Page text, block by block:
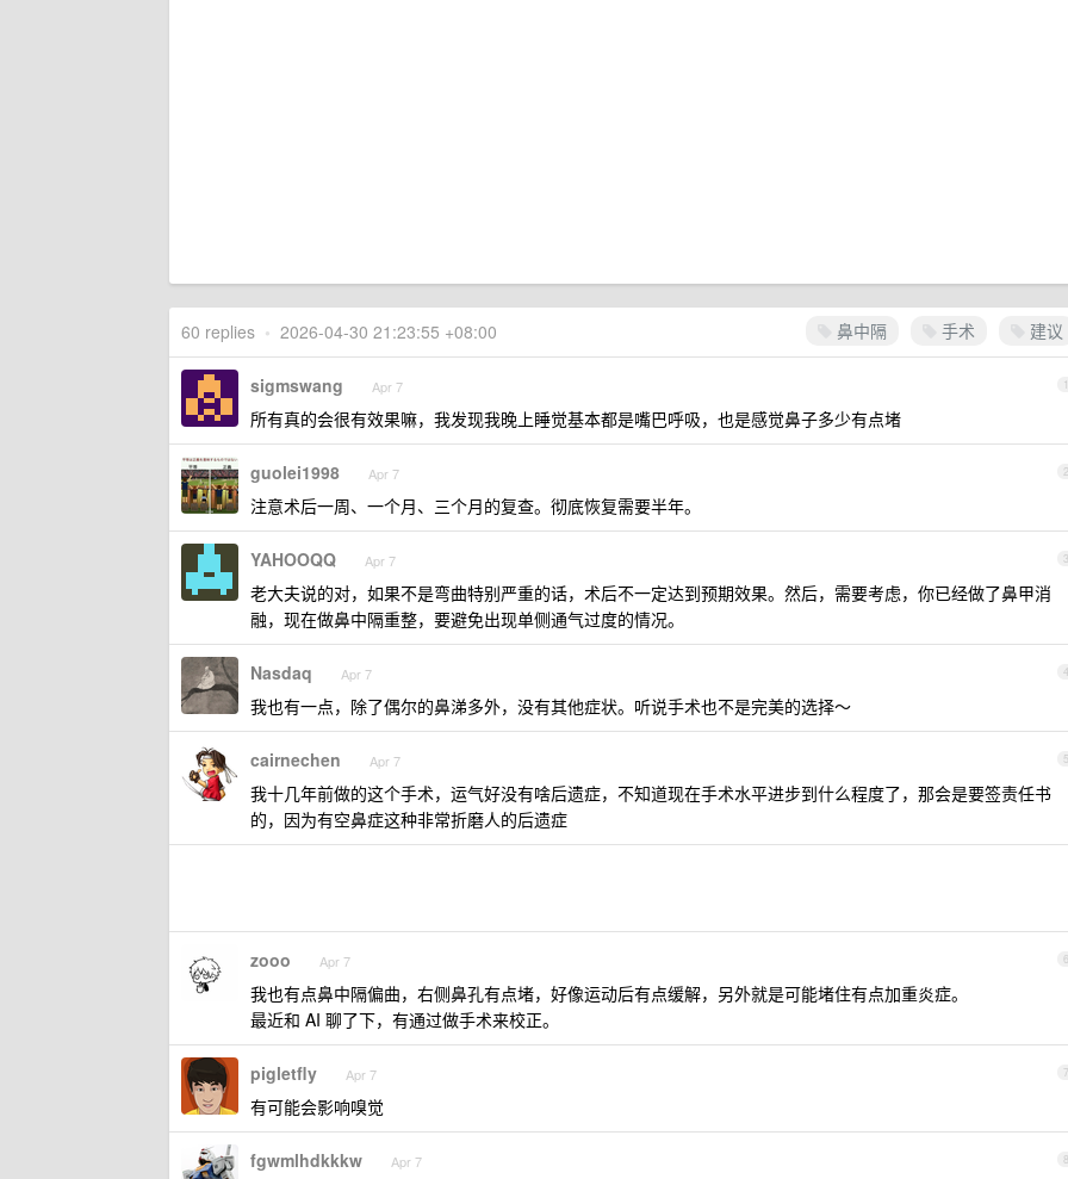
鼻中隔 手术 建议
60 replies • 2026-04-30 21:23:55 +08:00
1
sigmswang Apr 7
所有真的会很有效果嘛，我发现我晚上睡觉基本都是嘴巴呼吸，也是感觉鼻子多少有点堵
2
guolei1998 Apr 7
注意术后一周、一个月、三个月的复查。彻底恢复需要半年。
3
YAHOOQQ Apr 7
老大夫说的对，如果不是弯曲特别严重的话，术后不一定达到预期效果。然后，需要考虑，你已经做了鼻甲消
融，现在做鼻中隔重整，要避免出现单侧通气过度的情况。
4
Nasdaq Apr 7
我也有一点，除了偶尔的鼻涕多外，没有其他症状。听说手术也不是完美的选择～
5
cairnechen Apr 7
我十几年前做的这个手术，运气好没有啥后遗症，不知道现在手术水平进步到什么程度了，那会是要签责任书
的，因为有空鼻症这种非常折磨人的后遗症
6
zooo Apr 7
我也有点鼻中隔偏曲，右侧鼻孔有点堵，好像运动后有点缓解，另外就是可能堵住有点加重炎症。
最近和 AI 聊了下，有通过做手术来校正。
7
pigletfly Apr 7
有可能会影响嗅觉
8
fgwmlhdkkkw Apr 7